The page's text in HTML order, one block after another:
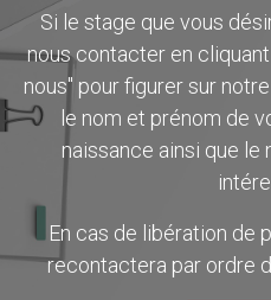
Si le stage que vous
nous contacter en
nous" pour figurer sur
le nom et prénom de
naissance ainsi que le
En cas de libération de
recontactera par ordre